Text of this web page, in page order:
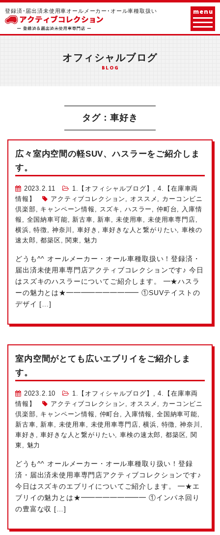
登録済･届出済未使用車オールメーカー･オール車種取扱い menu
オフィシャルブログ
BLOG
タグ：車好き
広々室内空間の軽SUV、ハスラーをご紹介しま
す。
2023.2.11 1.【オフィシャルブログ】 ,4.【在庫車両
情報】
アクティブコレクション オススメ
カーコンビニ
倶楽部
キャンペーン情報 スズキ ハスラー 仲町台
入庫情
報
全国納車可能 新古車 新車 未使用車 未使用車専門店
横浜 ,特徴 神奈川 車好き ,車好きな人と繋がりたい ,車検の
速太郎
,都築区 関東 魅力
どうも^^ オールメーカー・オール車種取扱い！登録済・
届出済未使用車専門店アクティブコレクションです♪ 今日
はスズキのハスラーについてご紹介します。 ━★ハスラ
ーの魅力とは★━━━━━━━━━━ ①SUVテイストの
デザイ […]
室内空間がとても広いエブリイをご紹介しま
す。
2023.2.10 1.【オフィシャルブログ】 ,4.【在庫車両
情報】
アクティブコレクション オススメ
カーコンビニ
倶楽部
キャンペーン情報 仲町台 入庫情報 全国納車可能
新古車
新車 未使用車 未使用車専門店 ,横浜 特徴 神奈川
車好き
,車好きな人と繋がりたい ,車検の速太郎 都築区
関
東
魅力
どうも^^ オールメーカー・オール車種取り扱い！登録
済・届出済未使用車専門店アクティブコレクションです♪
今日はスズキのエブリイについてご紹介します。 ━★エ
ブリイの魅力とは★━━━━━━━━━ ①インパネ回り
の豊富な収 […]